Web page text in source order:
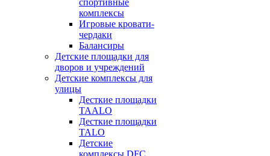
спортивные
комплексы
Игровые кровати-
чердаки
Балансиры
Детские площадки для
дворов и учреждений
Детские комплексы для
улицы
Десткие площадки
TAALO
Десткие площадки
TALO
Детские
комплексы DFC